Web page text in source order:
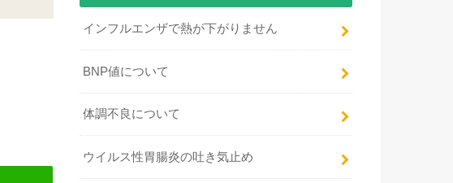
インフルエンザで熱が下がりません
BNP値について
体調不良について
ウイルス性胃腸炎の吐き気止め